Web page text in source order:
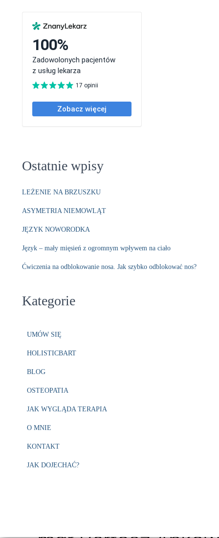
Ostatnie wpisy
LEŻENIE NA BRZUSZKU
ASYMETRIA NIEMOWLĄT
JĘZYK NOWORODKA
Język – mały mięsień z ogromnym wpływem na ciało
Ćwiczenia na odblokowanie nosa. Jak szybko odblokować nos?
Kategorie
UMÓW SIĘ
HOLISTICBART
BLOG
OSTEOPATIA
JAK WYGLĄDA TERAPIA
O MNIE
KONTAKT
JAK DOJECHAĆ?